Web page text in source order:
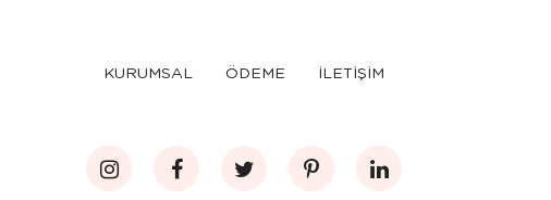
KURUMSAL ÖDEME İLETİŞİM